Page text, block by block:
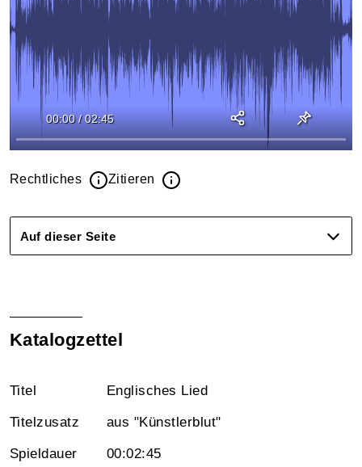
00:00 / 02:45
Rechtliches Zitieren
Auf dieser Seite
Katalogzettel
Titel Englisches Lied
Titelzusatz aus "Künstlerblut"
Spieldauer 00:02:45